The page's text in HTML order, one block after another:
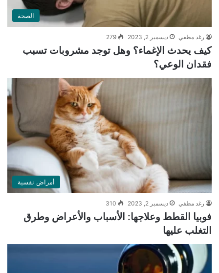
الصحة
رغد مطفي ديسمبر 2, 2023 279
كيف يحدث الإغماء؟ وهل توجد مشروبات تسبب
فقدان الوعي؟
أمراض نفسية
رغد مطفي ديسمبر 2, 2023 310
فوبيا القطط وعلاجها: الأسباب والأعراض وطرق
التغلب عليها